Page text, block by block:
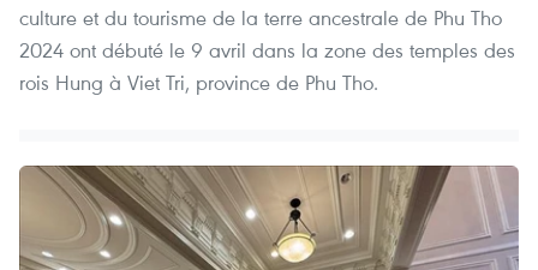
culture et du tourisme de la terre ancestrale de Phu Tho
2024 ont débuté le 9 avril dans la zone des temples des
rois Hung à Viet Tri, province de Phu Tho.